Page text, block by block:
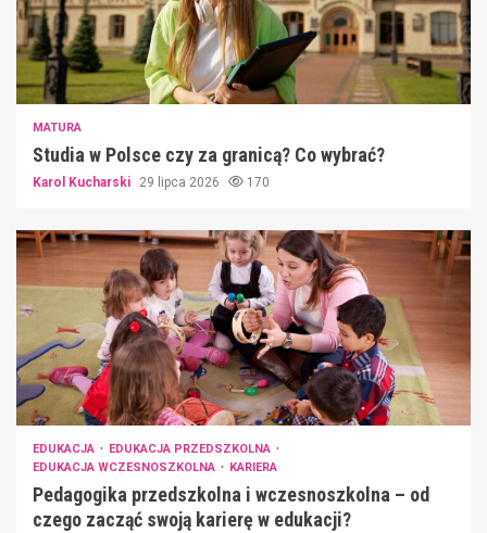
MATURA
Studia w Polsce czy za granicą? Co wybrać?
Karol Kucharski 29 lipca 2026 170
EDUKACJA
EDUKACJA PRZEDSZKOLNA
EDUKACJA WCZESNOSZKOLNA
KARIERA
Pedagogika przedszkolna i wczesnoszkolna – od
czego zacząć swoją karierę w edukacji?